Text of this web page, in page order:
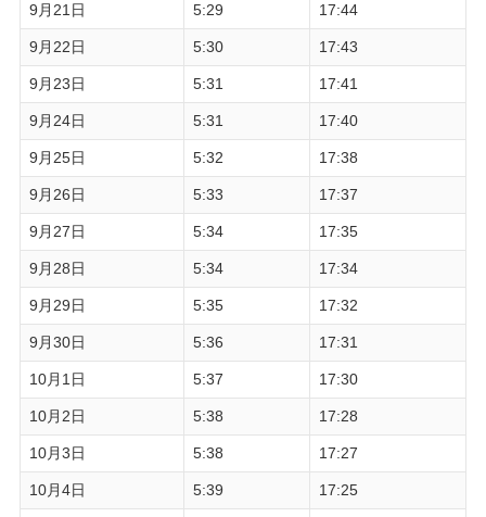
9月21日 5:29 17:44
9月22日 5:30 17:43
9月23日 5:31 17:41
9月24日 5:31 17:40
9月25日 5:32 17:38
9月26日 5:33 17:37
9月27日 5:34 17:35
9月28日 5:34 17:34
9月29日 5:35 17:32
9月30日 5:36 17:31
10月1日 5:37 17:30
10月2日 5:38 17:28
10月3日 5:38 17:27
10月4日 5:39 17:25